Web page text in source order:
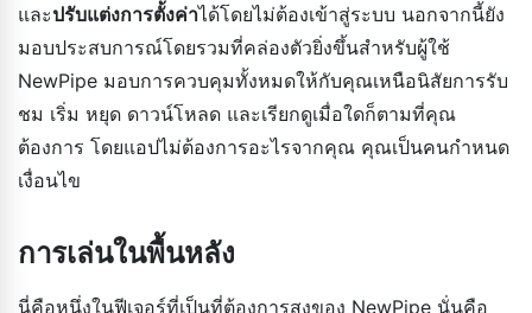
และปรับแต่งการตั้งค่าได้โดยไม่ต้องเข้าสู่ระบบ นอกจากนี้ยัง
มอบประสบการณ์โดยรวมที่คล่องตัวยิ่งขึ้นสำหรับผู้ใช้
NewPipe มอบการควบคุมทั้งหมดให้กับคุณเหนือนิสัยการรับ
ชม เริ่ม หยุด ดาวน์โหลด และเรียกดูเมื่อใดก็ตามที่คุณ
ต้องการ โดยแอปไม่ต้องการอะไรจากคุณ คุณเป็นคนกำหนด
เงื่อนไข
การเล่นในพื้นหลัง
นี่คือหนึ่งในฟีเจอร์ที่เป็นที่ต้องการสูงของ NewPipe นั่นคือ